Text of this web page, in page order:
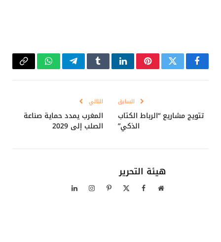
فيسبوكتويتر بينتيريستلينكدإنTumblrتيلقرامواتسابCopy
السابق
تتويج مشاريع “الرباط الكتاب
الذكي”
التالي
المغرب يمدد حماية صناعة
الصلب إلى 2029
هيئة التحرير
موقع فيسبوك بينتيريستالانستغراملينكدإن